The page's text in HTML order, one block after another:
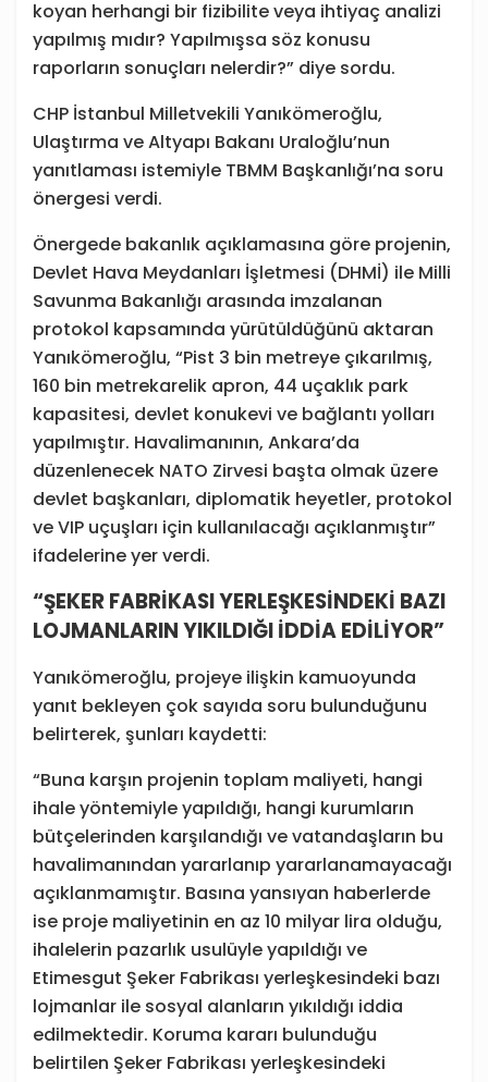
koyan herhangi bir fizibilite veya ihtiyaç analizi
yapılmış mıdır? Yapılmışsa söz konusu
raporların sonuçları nelerdir?” diye sordu.
CHP İstanbul Milletvekili Yanıkömeroğlu,
Ulaştırma ve Altyapı Bakanı Uraloğlu’nun
yanıtlaması istemiyle TBMM Başkanlığı’na soru
önergesi verdi.
Önergede bakanlık açıklamasına göre projenin,
Devlet Hava Meydanları İşletmesi (DHMİ) ile Milli
Savunma Bakanlığı arasında imzalanan
protokol kapsamında yürütüldüğünü aktaran
Yanıkömeroğlu, “Pist 3 bin metreye çıkarılmış,
160 bin metrekarelik apron, 44 uçaklık park
kapasitesi, devlet konukevi ve bağlantı yolları
yapılmıştır. Havalimanının, Ankara’da
düzenlenecek NATO Zirvesi başta olmak üzere
devlet başkanları, diplomatik heyetler, protokol
ve VIP uçuşları için kullanılacağı açıklanmıştır”
ifadelerine yer verdi.
“ŞEKER FABRİKASI YERLEŞKESİNDEKİ BAZI
LOJMANLARIN YIKILDIĞI İDDİA EDİLİYOR”
Yanıkömeroğlu, projeye ilişkin kamuoyunda
yanıt bekleyen çok sayıda soru bulunduğunu
belirterek, şunları kaydetti:
“Buna karşın projenin toplam maliyeti, hangi
ihale yöntemiyle yapıldığı, hangi kurumların
bütçelerinden karşılandığı ve vatandaşların bu
havalimanından yararlanıp yararlanamayacağı
açıklanmamıştır. Basına yansıyan haberlerde
ise proje maliyetinin en az 10 milyar lira olduğu,
ihalelerin pazarlık usulüyle yapıldığı ve
Etimesgut Şeker Fabrikası yerleşkesindeki bazı
lojmanlar ile sosyal alanların yıkıldığı iddia
edilmektedir. Koruma kararı bulunduğu
belirtilen Şeker Fabrikası yerleşkesindeki